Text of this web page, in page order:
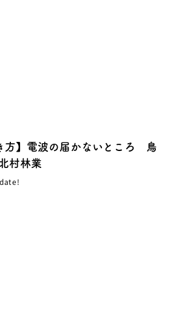
方】電波の届かないところ 鳥
村林業